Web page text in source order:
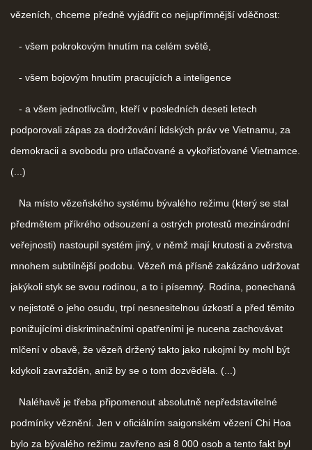
vězeních, chceme předně vyjádřit co nejupřímnější vděčnost:
- všem pokrokovým hnutím na celém světě,
- všem bojovým hnutím pracujících a inteligence
- a všem jednotlivcům, kteří v posledních deseti letech
podporovali zápas za dodržování lidských práv ve Vietnamu, za
demokracii a svobodu pro utlačované a vykořisťované Vietnamce.
(...)
Na místo vězeňského systému bývalého režimu (který se stal
předmětem příkrého odsouzení a ostrých protestů mezinárodní
veřejnosti) nastoupil systém jiný, v němž mají krutosti a zvěrstva
mnohem subtilnější podobu. Vězeň má přísně zakázáno udržovat
jakýkoli styk se svou rodinou, a to i písemný. Rodina, ponechaná
v nejistotě o jeho osudu, trpí nesnesitelnou úzkostí a před těmito
ponižujícími diskriminačními opatřeními je nucena zachovávat
mlčení v obavě, že vězeň držený takto jako rukojmí by mohl být
kdykoli zavražděn, aniž by se o tom dozvěděla. (...)
Naléhavě je třeba připomenout absolutně nepředstavitelné
podmínky věznění. Jen v oficiálním saigonském vězení Chi Hoa
bylo za bývalého režimu zavřeno asi 8 000 osob a tento fakt byl